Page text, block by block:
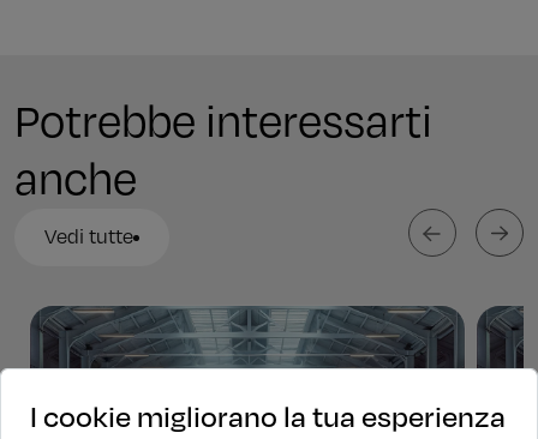
Potrebbe interessarti
anche
Vedi tutte
I cookie migliorano la tua esperienza